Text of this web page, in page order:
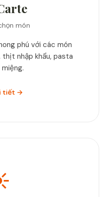
món
phú với các món
thịt nhập khẩu, pasta
tiết →